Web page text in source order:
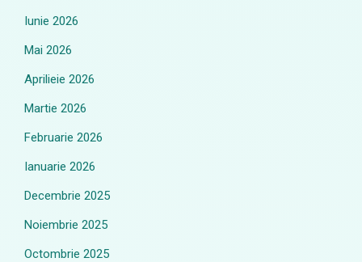
Iunie 2026
Mai 2026
Aprilieie 2026
Martie 2026
Februarie 2026
Ianuarie 2026
Decembrie 2025
Noiembrie 2025
Octombrie 2025